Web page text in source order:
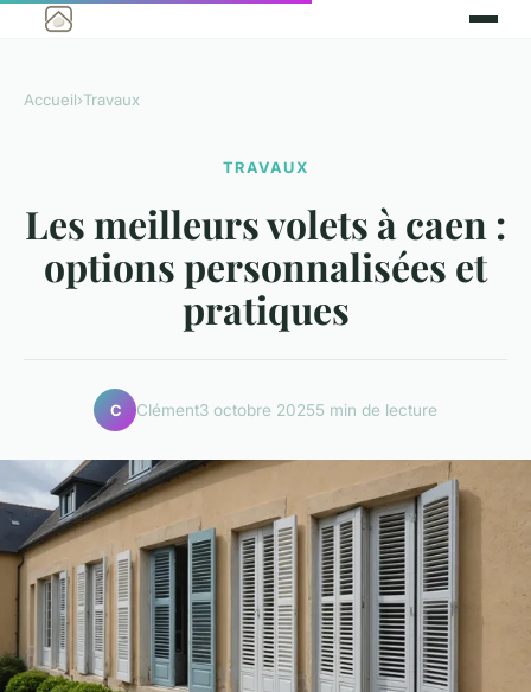
Accueil›Travaux
TRAVAUX
Les meilleurs volets à caen :
options personnalisées et
pratiques
C Clément3 octobre 20255 min de lecture